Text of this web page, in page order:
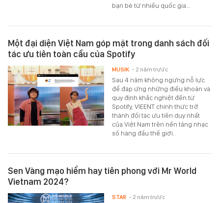
bạn bè từ nhiều quốc gia…
Một đại diện Việt Nam góp mặt trong danh sách đối
tác ưu tiên toàn cầu của Spotify
Sau 4 năm không ngừng nỗ lực
để đáp ứng những điều khoản và
quy định khắc nghiệt đến từ
Spotify, VIEENT chính thức trở
thành đối tác ưu tiên duy nhất
của Việt Nam trên nền tảng nhạc
số hàng đầu thế giới.
MUSIK - 2 năm trước
Sen Vàng mạo hiểm hay tiên phong với Mr World
Vietnam 2024?
STAR - 2 năm trước